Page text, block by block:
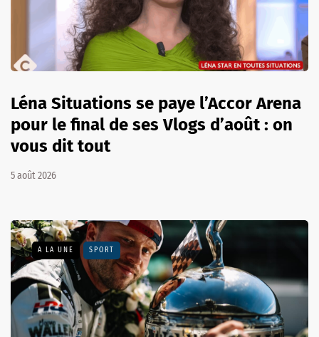
Léna Situations se paye l’Accor Arena
pour le final de ses Vlogs d’août : on
vous dit tout
5 août 2026
A LA UNE SPORT